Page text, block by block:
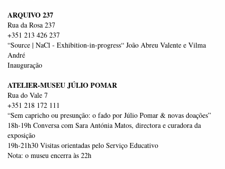
ARQUIVO 237
Rua da Rosa 237
+351 213 426 237
“Source | NaCl - Exhibition-in-progress“ João Abreu Valente e Vilma
André
Inauguração
ATELIER-MUSEU JÚLIO POMAR
Rua do Vale 7
+351 218 172 111
“Sem capricho ou presunção: o fado por Júlio Pomar & novas doações”
18h-19h Conversa com Sara Antónia Matos, directora e curadora da
exposição
19h-21h30 Visitas orientadas pelo Serviço Educativo
Nota: o museu encerra às 22h